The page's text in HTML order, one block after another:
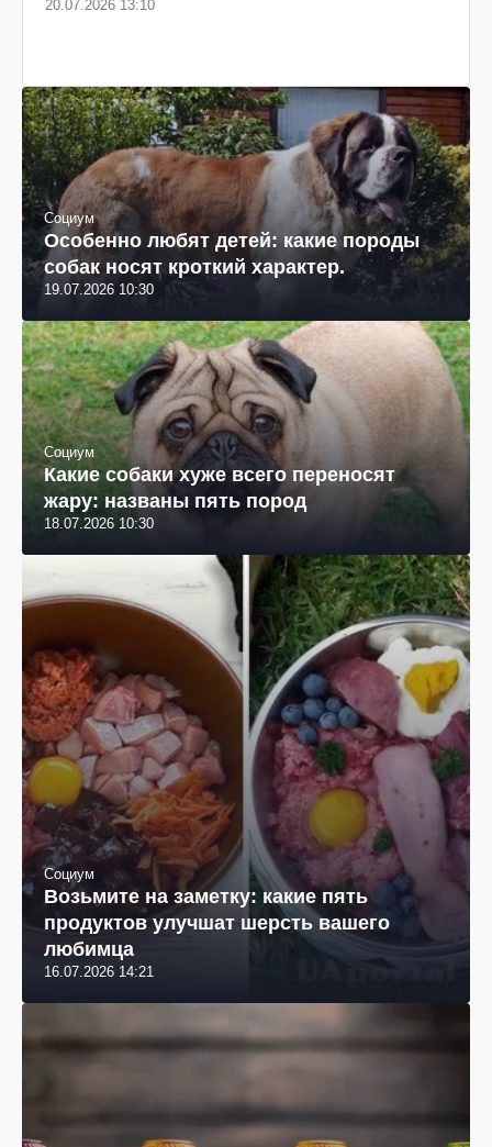
20.07.2026 13:10
Социум
Особенно любят детей: какие породы
собак носят кроткий характер.
19.07.2026 10:30
Социум
Какие собаки хуже всего переносят
жару: названы пять пород
18.07.2026 10:30
Социум
Возьмите на заметку: какие пять
продуктов улучшат шерсть вашего
любимца
16.07.2026 14:21